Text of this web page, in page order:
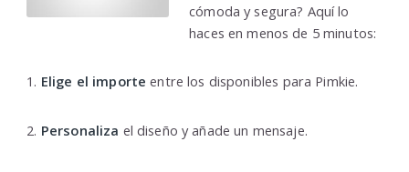
cómoda y segura? Aquí lo
haces en menos de 5 minutos:
1. Elige el importe entre los disponibles para Pimkie.
2. Personaliza el diseño y añade un mensaje.